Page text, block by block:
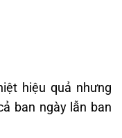
hiệu quả nhưng
ban ngày lẫn ban